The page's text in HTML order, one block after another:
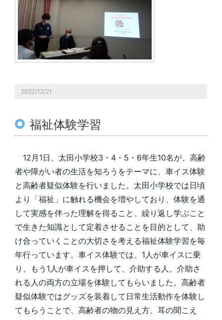
2022/12/21
福祉体験学習
12月1日、太田小学校3・4・5・6年生10名が、高齢
者や障がい者の生活を知ろうをテーマに、車イス体験
と高齢者疑似体験を行いました。太田小学校では日頃
より「福祉」に触れる機会を増やしており、体験を通
して実感を伴った理解を得ること、繰り返し学ぶこと
で生きた知識として定着させることを目的として、助
け合っていくことの大切さを考える福祉体験学習を毎
年行っています。車イス体験では、1人が車イスに乗
り、もう1人が車イスを押して、介助する人、介助さ
れる人の両方の立場を体験してもらいました。高齢者
疑似体験ではグッズを装着して日常生活動作を体験し
てもらうことで、高齢者の物の見え方、耳の聞こえ